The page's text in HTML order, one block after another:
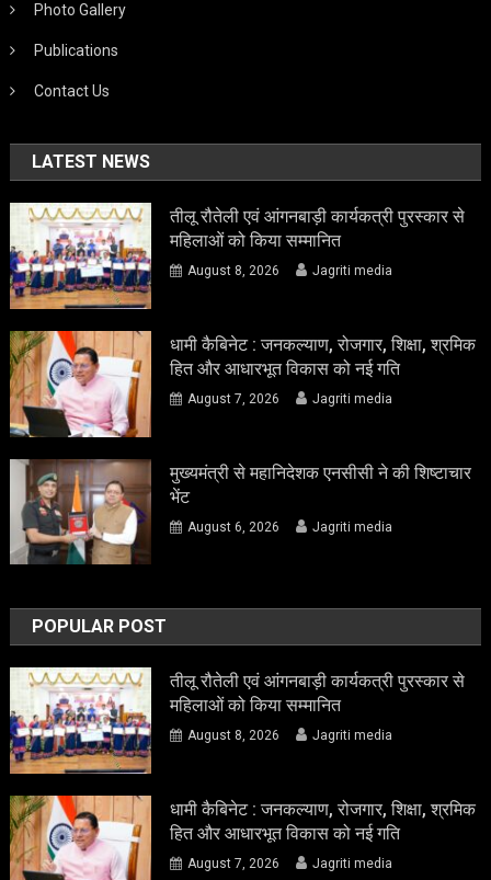
Photo Gallery
Publications
Contact Us
LATEST NEWS
तीलू रौतेली एवं आंगनबाड़ी कार्यकत्री पुरस्कार से
महिलाओं को किया सम्मानित
August 8, 2026 Jagriti media
धामी कैबिनेट : जनकल्याण, रोजगार, शिक्षा, श्रमिक
हित और आधारभूत विकास को नई गति
August 7, 2026 Jagriti media
मुख्यमंत्री से महानिदेशक एनसीसी ने की शिष्टाचार
भेंट
August 6, 2026 Jagriti media
POPULAR POST
तीलू रौतेली एवं आंगनबाड़ी कार्यकत्री पुरस्कार से
महिलाओं को किया सम्मानित
August 8, 2026 Jagriti media
धामी कैबिनेट : जनकल्याण, रोजगार, शिक्षा, श्रमिक
हित और आधारभूत विकास को नई गति
August 7, 2026 Jagriti media